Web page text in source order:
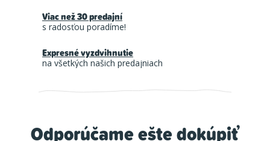
Odporúčame ešte dokúpiť
Viac než 30 predajní
s radosťou poradíme!
Expresné vyzdvihnutie
na všetkých našich predajniach